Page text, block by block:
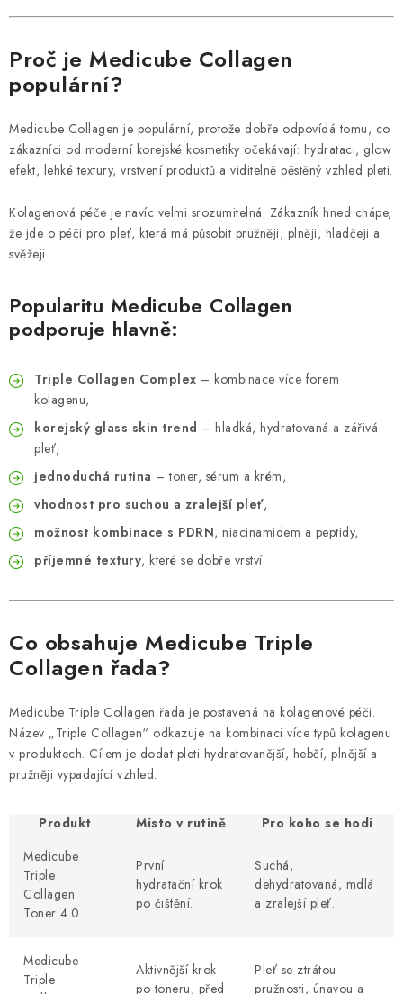
Proč je Medicube Collagen
populární?
Medicube Collagen je populární, protože dobře odpovídá tomu, co
zákazníci od moderní korejské kosmetiky očekávají: hydrataci, glow
efekt, lehké textury, vrstvení produktů a viditelně pěstěný vzhled pleti.
Kolagenová péče je navíc velmi srozumitelná. Zákazník hned chápe,
že jde o péči pro pleť, která má působit pružněji, plněji, hladčeji a
svěžeji.
Popularitu Medicube Collagen
podporuje hlavně:
Triple Collagen Complex – kombinace více forem
kolagenu,
korejský glass skin trend – hladká, hydratovaná a zářivá
pleť,
jednoduchá rutina – toner, sérum a krém,
vhodnost pro suchou a zralejší pleť,
možnost kombinace s PDRN, niacinamidem a peptidy,
příjemné textury, které se dobře vrství.
Co obsahuje Medicube Triple
Collagen řada?
Medicube Triple Collagen řada je postavená na kolagenové péči.
Název „Triple Collagen“ odkazuje na kombinaci více typů kolagenu
v produktech. Cílem je dodat pleti hydratovanější, hebčí, plnější a
pružněji vypadající vzhled.
Produkt Místo v rutině
Pro koho se hodí
Medicube
Triple
Collagen
Toner 4.0
První
hydratační krok
po čištění.
Suchá,
dehydratovaná, mdlá
a zralejší pleť.
Medicube
Triple
Aktivnější krok
po toneru, před
Pleť se ztrátou
pružnosti, únavou a